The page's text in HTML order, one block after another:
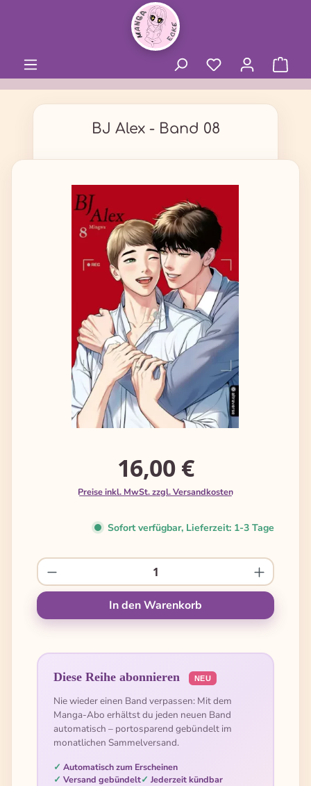
BJ Alex - Band 08
Bildergalerie überspringen
16,00 €
Preise inkl. MwSt. zzgl. Versandkosten
Sofort verfügbar, Lieferzeit: 1-3 Tage
Produkt Anzahl: Gib den gewünschten
In den Warenkorb
Diese Reihe abonnieren NEU
Nie wieder einen Band verpassen: Mit dem
Manga-Abo erhältst du jeden neuen Band
automatisch – portosparend gebündelt im
monatlichen Sammelversand.
Automatisch zum Erscheinen
Versand gebündelt
Jederzeit kündbar